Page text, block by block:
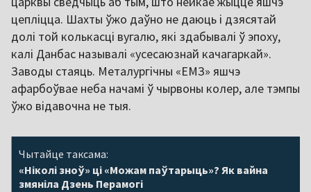
цепліцца. Шахты ўжо даўно не даюць і дзясятай
долі той колькасці вугалю, які здабывалі ў эпоху,
калі Данбас называлі «усесаюзнай качагаркай».
Заводы стаяць. Металургічны «ЕМЗ» яшчэ
афарбоўвае неба начамі ў чырвоны колер, але тэмпы
ўжо відавочна не тыя.
Чытайце таксама:
«Ніколі зноў» ці «Можам паўтарыць»? Як вайна
змяніла Дзень Перамогі